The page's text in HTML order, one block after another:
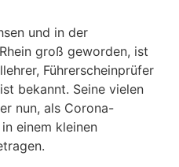
und in der
groß geworden, ist
Führerscheinprüfer
bekannt. Seine vielen
nun, als Corona-
einem kleinen